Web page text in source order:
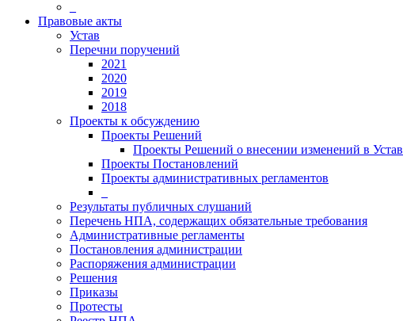
Правовые акты
Устав
Перечни поручений
2021
2020
2019
2018
Проекты к обсуждению
Проекты Решений
Проекты Решений о внесении изменений в Устав
Проекты Постановлений
Проекты административных регламентов
Результаты публичных слушаний
Перечень НПА, содержащих обязательные требования
Административные регламенты
Постановления администрации
Распоряжения администрации
Решения
Приказы
Протесты